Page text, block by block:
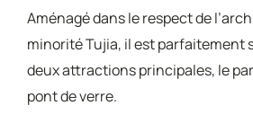
Aménagé dans le respect de
minorité Tujia, il est parfaitement
deux attractions principales, le
pont de verre.